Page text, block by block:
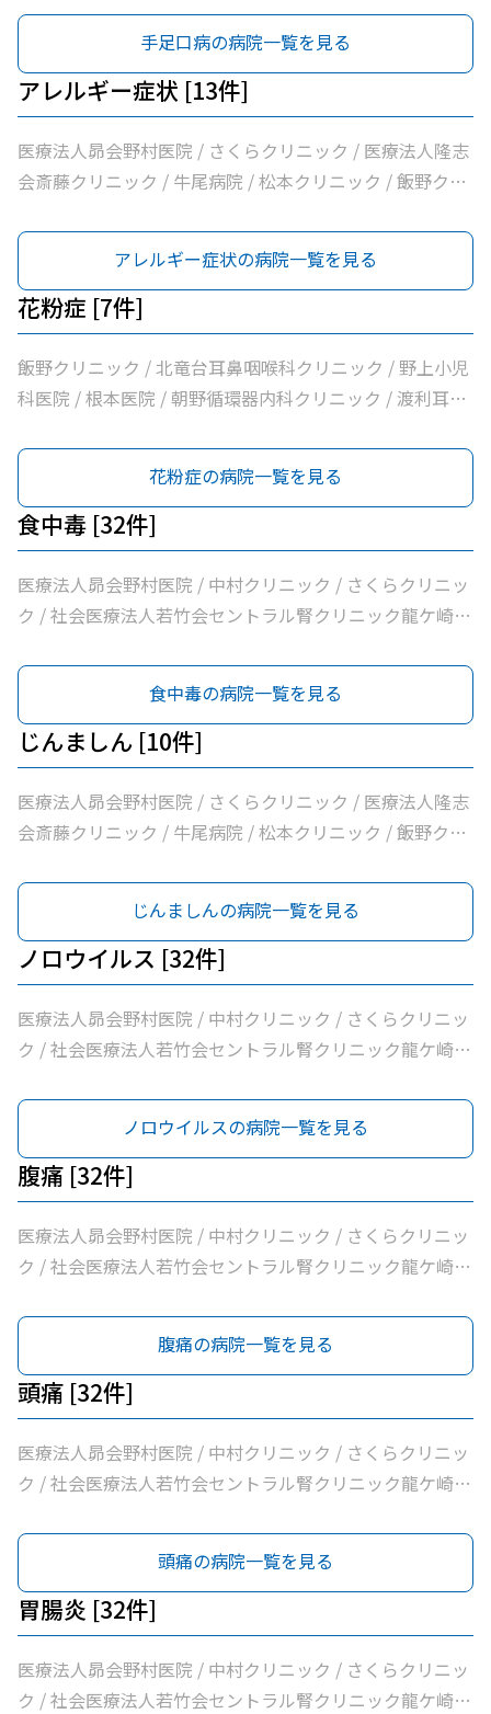
外科 / 牛尾病院 / 松本クリニック / ひかりの森内科クリニ
ック / 吉澤胃腸内科医院 / 山村医院 / 山本医院 / 福岡小児
科医院 / 飯野クリニック / 松葉クリニック / 野上小児科医
院 / 根本医院 / 医療法人社団健幸福会龍ケ崎大徳ヘルシー
クリニック / 医療法人社団清和会いしかわクリニック / 横
田医院 / 茨城県竜ケ崎保健所 / 朝野循環器内科クリニック
科循環器科 / 村井医院 / 八代内科医院 / 高田整形外科 / 龍
ケ崎済生会病院 / うちだ医院 / ユビキタスクリニック / 医
療法人社団八峰会池田病院
手足口病の病院一覧を見る
アレルギー症状 [13件]
医療法人昴会野村医院 / さくらクリニック / 医療法人隆志
会斎藤クリニック / 牛尾病院 / 松本クリニック / 飯野クリ
器内科クリニック / 八代内科医院 / 龍ケ崎済生会病院 / う
アレルギー症状の病院一覧を見る
花粉症 [7件]
飯野クリニック / 北竜台耳鼻咽喉科クリニック / 野上小児
科医院 / 根本医院 / 朝野循環器内科クリニック / 渡利耳鼻
花粉症の病院一覧を見る
食中毒 [32件]
医療法人昴会野村医院 / 中村クリニック / さくらクリニッ
ク / 社会医療法人若竹会セントラル腎クリニック龍ケ崎 /
外科 / 牛尾病院 / 松本クリニック / ひかりの森内科クリニ
ック / 吉澤胃腸内科医院 / 山村医院 / 山本医院 / 福岡小児
科医院 / 飯野クリニック / 松葉クリニック / 根本医院 / 医
療法人社団健幸福会龍ケ崎大徳ヘルシークリニック / 医療
法人社団清和会いしかわクリニック / 横田医院 / 茨城県竜
ケ崎保健所 / 朝野循環器内科クリニック / 医療法人いがら
医院 / 八代内科医院 / 高田整形外科 / 龍ケ崎済生会病院 /
うちだ医院 / ユビキタスクリニック / 医療法人社団八峰会
池田病院
食中毒の病院一覧を見る
じんましん [10件]
医療法人昴会野村医院 / さくらクリニック / 医療法人隆志
会斎藤クリニック / 牛尾病院 / 松本クリニック / 飯野クリ
ちだ医院
じんましんの病院一覧を見る
ノロウイルス [32件]
医療法人昴会野村医院 / 中村クリニック / さくらクリニッ
ク / 社会医療法人若竹会セントラル腎クリニック龍ケ崎 /
外科 / 牛尾病院 / 松本クリニック / ひかりの森内科クリニ
ック / 吉澤胃腸内科医院 / 山村医院 / 山本医院 / 福岡小児
科医院 / 飯野クリニック / 松葉クリニック / 根本医院 / 医
療法人社団健幸福会龍ケ崎大徳ヘルシークリニック / 医療
法人社団清和会いしかわクリニック / 横田医院 / 茨城県竜
ケ崎保健所 / 朝野循環器内科クリニック / 医療法人いがら
医院 / 八代内科医院 / 高田整形外科 / 龍ケ崎済生会病院 /
うちだ医院 / ユビキタスクリニック / 医療法人社団八峰会
池田病院
ノロウイルスの病院一覧を見る
腹痛 [32件]
医療法人昴会野村医院 / 中村クリニック / さくらクリニッ
ク / 社会医療法人若竹会セントラル腎クリニック龍ケ崎 /
外科 / 牛尾病院 / 松本クリニック / ひかりの森内科クリニ
ック / 吉澤胃腸内科医院 / 山村医院 / 山本医院 / 福岡小児
科医院 / 飯野クリニック / 松葉クリニック / 根本医院 / 医
療法人社団健幸福会龍ケ崎大徳ヘルシークリニック / 医療
法人社団清和会いしかわクリニック / 横田医院 / 茨城県竜
ケ崎保健所 / 朝野循環器内科クリニック / 医療法人いがら
医院 / 八代内科医院 / 高田整形外科 / 龍ケ崎済生会病院 /
うちだ医院 / ユビキタスクリニック / 医療法人社団八峰会
池田病院
腹痛の病院一覧を見る
頭痛 [32件]
医療法人昴会野村医院 / 中村クリニック / さくらクリニッ
ク / 社会医療法人若竹会セントラル腎クリニック龍ケ崎 /
外科 / 牛尾病院 / 松本クリニック / ひかりの森内科クリニ
ック / 吉澤胃腸内科医院 / 山村医院 / 山本医院 / 福岡小児
科医院 / 飯野クリニック / 松葉クリニック / 根本医院 / 医
療法人社団健幸福会龍ケ崎大徳ヘルシークリニック / 医療
法人社団清和会いしかわクリニック / 横田医院 / 茨城県竜
ケ崎保健所 / 朝野循環器内科クリニック / 医療法人いがら
頭痛の病院一覧を見る
胃腸炎 [32件]
医療法人昴会野村医院 / 中村クリニック / さくらクリニッ
ク / 社会医療法人若竹会セントラル腎クリニック龍ケ崎 /